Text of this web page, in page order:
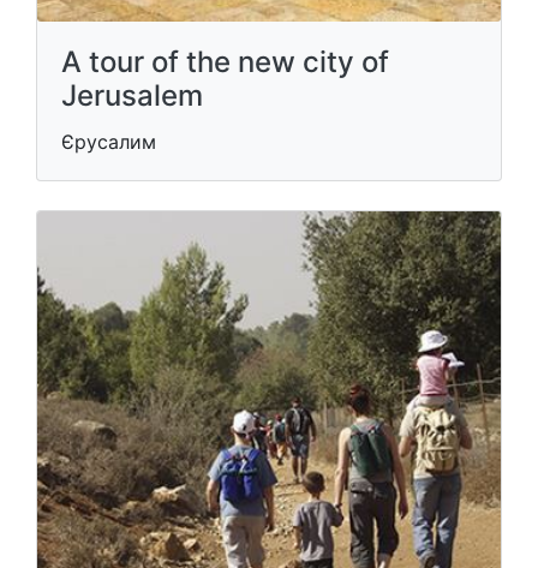
A tour of the new city of
Jerusalem
Єрусалим